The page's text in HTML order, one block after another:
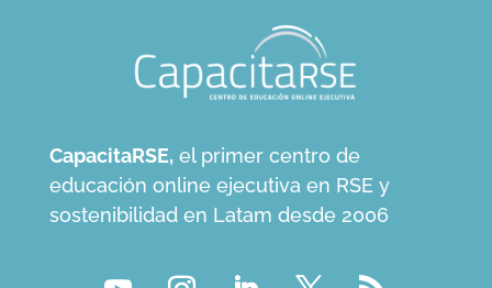
CapacitaRSE, el primer centro de
educación online ejecutiva en RSE y
sostenibilidad en Latam desde 2006